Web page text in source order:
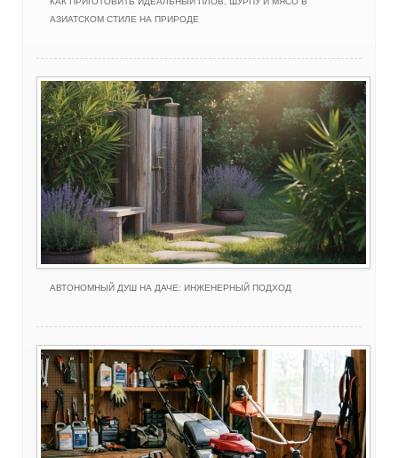
АЗИАТСКОМ СТИЛЕ НА ПРИРОДЕ
АВТОНОМНЫЙ ДУШ НА ДАЧЕ: ИНЖЕНЕРНЫЙ ПОДХОД